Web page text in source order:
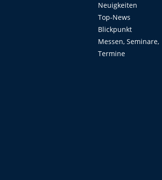
Neuigkeiten
Top-News
Blickpunkt
Messen, Seminare,
Termine